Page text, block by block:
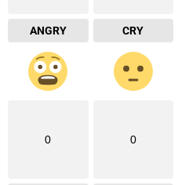
ANGRY CRY
0 0